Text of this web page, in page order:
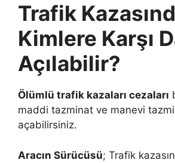
Trafik
Kimlere Karşı
Açılabilir?
Ölümlü trafik kazaları cezaları
maddi tazminat ve manevi
açabilirsiniz.
Aracın Sürücüsü; Trafik